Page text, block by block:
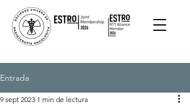
Entrada
9 sept 2023 1 min de lectura